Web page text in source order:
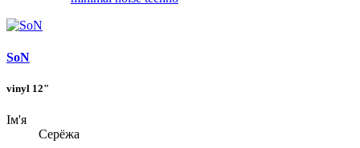
SoN
vinyl 12"
Ім'я
Серёжа